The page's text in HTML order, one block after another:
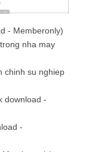
- Memberonly)
nha may
chinh su nghiep
download -
-